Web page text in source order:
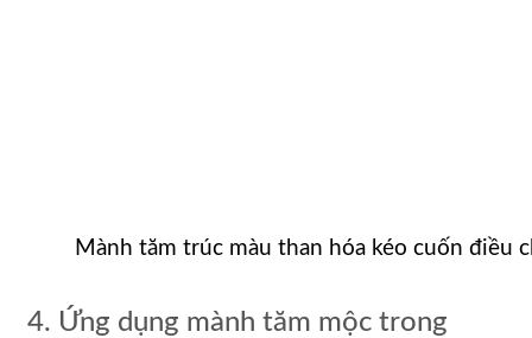
Mành tăm trúc màu than hóa kéo cuốn điều
4. Ứng dụng mành tăm mộc trong